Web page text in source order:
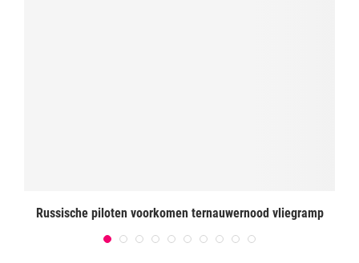
Russische piloten voorkomen ternauwernood vliegramp